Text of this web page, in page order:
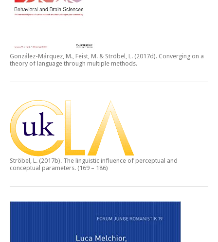
González-Márquez, M., Feist, M. & Ströbel, L. (2017d). Converging on a
theory of language through multiple methods.
Ströbel, L. (2017b). The linguistic influence of perceptual and
conceptual parameters. (169 – 186)